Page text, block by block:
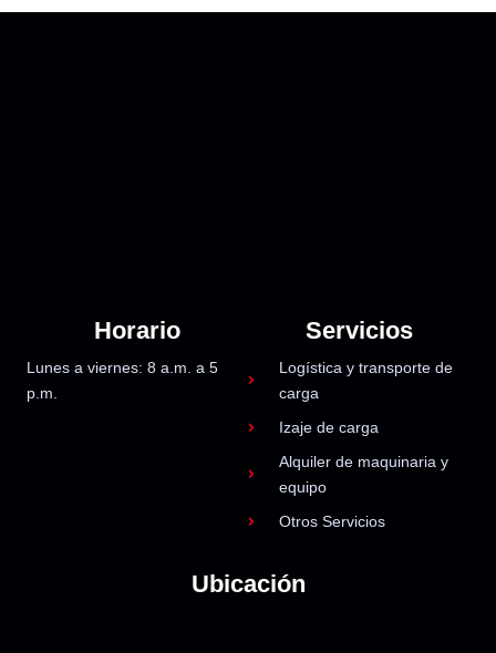
Horario
Lunes a viernes: 8 a.m. a 5
p.m.
Servicios
Logística y transporte de
carga
Izaje de carga
Alquiler de maquinaria y
equipo
Otros Servicios
Ubicación